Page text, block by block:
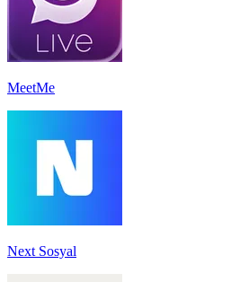
MeetMe
Next Sosyal